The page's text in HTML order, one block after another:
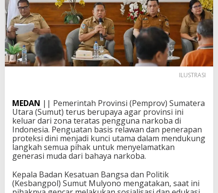
ILUSTRASI
MEDAN || Pemerintah Provinsi (Pemprov) Sumatera
Utara (Sumut) terus berupaya agar provinsi ini
keluar dari zona teratas pengguna narkoba di
Indonesia. Penguatan basis relawan dan penerapan
proteksi dini menjadi kunci utama dalam mendukung
langkah semua pihak untuk menyelamatkan
generasi muda dari bahaya narkoba.
Kepala Badan Kesatuan Bangsa dan Politik
(Kesbangpol) Sumut Mulyono mengatakan, saat ini